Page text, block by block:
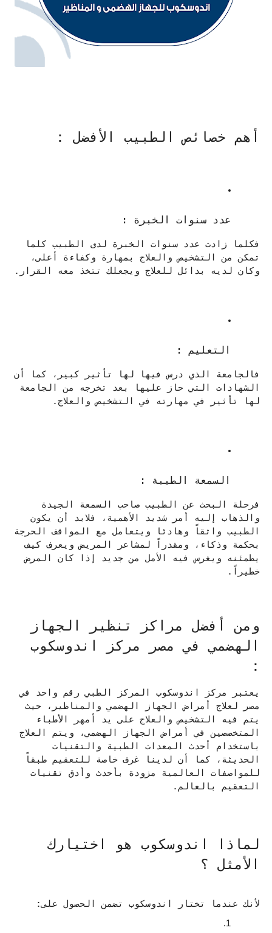
أهم خصائص الطبيب الأفضل :
عدد سنوات الخبرة :
فكلما زادت عدد سنوات الخبرة لدى الطبيب كلما
تمكن من التشخيص والعلاج بمهارة وكفاءة أعلى،
وكان لديه بدائل للعلاج ويجعلك تتخذ معه القرار.
التعليم :
فالجامعة الذي درس فيها لها تأثير كبير، كما أن
الشهادات التي حاز عليها بعد تخرجه من الجامعة
لها تأثير في مهارته في التشخيص والعلاج.
السمعة الطيبة :
فرحلة البحث عن الطبيب صاحب السمعة الجيدة
والذهاب إليه أمر شديد الأهمية، فلابد أن يكون
الطبيب واثقاً وهادئا ويتعامل مع المواقف الحرجة
بحكمة وذكاء، ومقدراً لمشاعر المريض ويعرف كيف
يطمئنه ويغرس فيه الأمل من جديد إذا كان المرض
خطيراً.
ومن أفضل مراكز تنظير الجهاز
الهضمي في مصر مركز اندوسكوب
:
يعتبر مركز اندوسكوب المركز الطبي رقم واحد في
مصر لعلاج أمراض الجهاز الهضمي والمناظير، حيث
يتم فيه التشخيص والعلاج على يد أمهر الأطباء
المتخصصين في أمراض الجهاز الهضمي، ويتم العلاج
باستخدام أحدث المعدات الطبية والتقنيات
الحديثة، كما أن لدينا غرف خاصة للتعقيم طبقاً
للمواصفات العالمية مزودة بأحدث وأدق تقنيات
التعقيم بالعالم.
لماذا اندوسكوب هو اختيارك
الأمثل ؟
لأنك عندما تختار اندوسكوب تضمن الحصول على: